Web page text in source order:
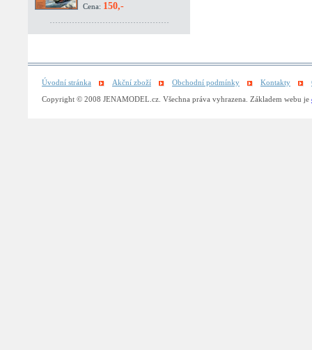
Cena: 150,-
Úvodní stránka Akční zboží Obchodní podmínky Kontakty
Copyright © 2008 JENAMODEL.cz. Všechna práva vyhrazena. Základem webu je